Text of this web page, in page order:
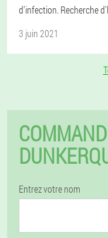
d'infection. Recherche
3 juin 2021
Entrez votre nom